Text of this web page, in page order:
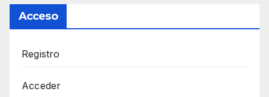
Acceso
Registro
Acceder